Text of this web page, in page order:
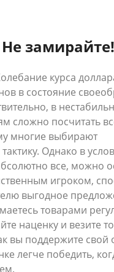
замирайте!
курса
в состояние
в
сложно посчитать
многие выбирают
Однако в
все, можно
игроком,
выгодное
товарами
наценку и везите
вы поддержите свой
легче победить,